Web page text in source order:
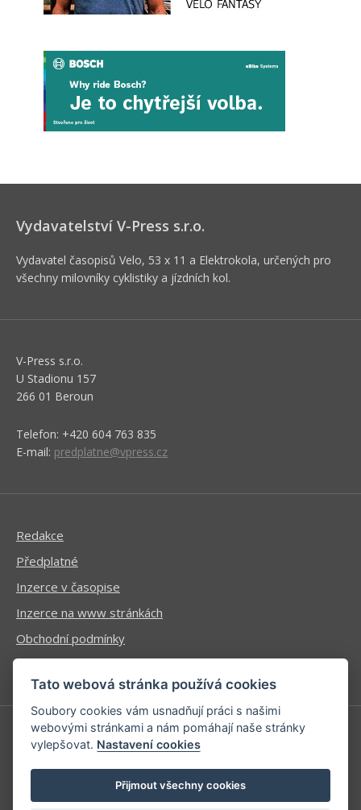
Vydavatelství V-Press s.r.o.
Vydavatel časopisů Velo, 53 x 11 a Elektrokola, určených pro
všechny milovníky cyklistiky a jízdních kol.
V-Press s.r.o.
U Stadionu 157
266 01 Beroun
Telefon: +420 604 763 835
E-mail: predplatne@vpress.cz
Redakce
Předplatné
Inzerce v časopise
Inzerce na www stránkách
Obchodní podmínky
Ochrana osobních údajů
Příhlášení | Registrace
Kontaktní informace
Mapa stránek
Tato webová stránka používá cookies
Soubory cookies vám usnadňují práci s našimi
webovými stránkami a nám pomáhají naše stránky
vylepšovat. Nastavení cookies
Přijmout všechny cookies